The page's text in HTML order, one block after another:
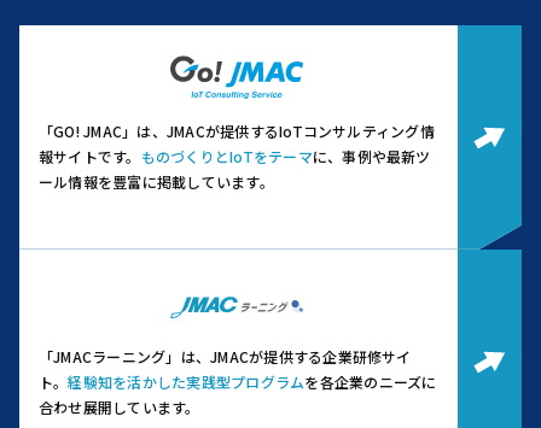
「GO! JMAC」は、JMACが提供するIoTコンサルティング情
報サイトです。 ものづくりとIoTをテーマに、事例や最新ツ
ール情報を豊富に掲載しています。
「JMACラーニング」は、JMACが提供する企業研修サイ
ト。経験知を活かした実践型プログラムを各企業のニーズに
合わせ展開しています。